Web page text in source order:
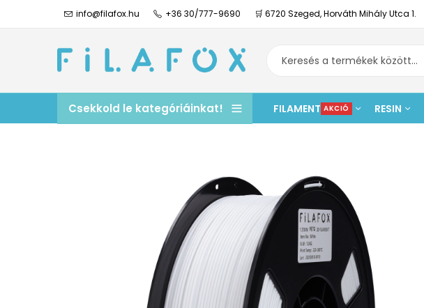
info@filafox.hu +36 30/777-9690 🛒 6720 Szeged, Horváth Mihály Utca 1.
Csekkold le kategóriáinkat! FILAMENT AKCIÓ RESIN